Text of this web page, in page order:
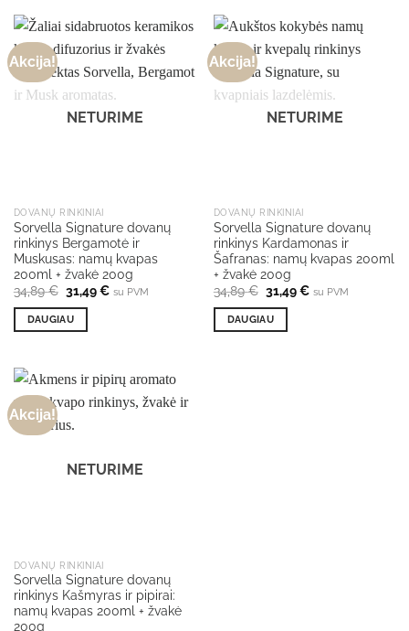
Akcija!
NETURIME
DOVANŲ RINKINIAI
Sorvella Signature dovanų
rinkinys Bergamotė ir
Muskusas: namų kvapas
200ml + žvakė 200g
34,89€ Original
price
was:
34,89 €.
31,49€Current
su PVM
DAUGIAU
Akcija!
NETURIME
DOVANŲ RINKINIAI
Sorvella Signature dovanų
rinkinys Kardamonas ir
Šafranas: namų kvapas 200ml
+ žvakė 200g
34,89€ Original
price
was:
34,89 €.
31,49€Current
su PVM
DAUGIAU
Akcija!
NETURIME
DOVANŲ RINKINIAI
Sorvella Signature dovanų
rinkinys Kašmyras ir pipirai:
namų kvapas 200ml + žvakė
200g